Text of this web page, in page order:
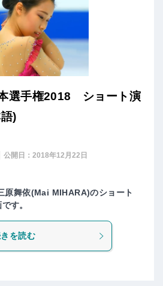
選手権2018 ショート演
)
公開日： 2018年12月22日
原舞依(Mai MIHARA)のショート
す。
を読む